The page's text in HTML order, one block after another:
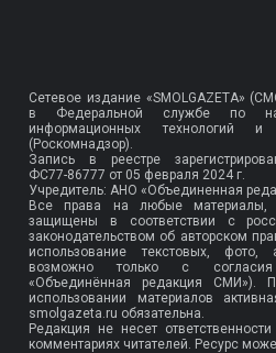
Сетевое издание «SMOLGAZETA»
в Федеральной службе по
информационных технологий
(Роскомнадзор).
Запись в реестре
ФС77-86777 от 05 февраля 2024 г.
Учредитель: АНО «Объединенная
Все права на любые материалы,
защищены в соответствии с
законодательством об авторском
использование текстовых,
возможно только с
«Объединённая редакция СМИ»).
использовании материалов
smolgazeta.ru обязательна.
Редакция не несет
комментариях читателей. Ресурс